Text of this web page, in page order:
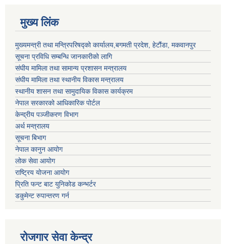
मुख्य लिंक
मुख्यमन्त्री तथा मन्त्रिपरिषद्को कार्यालय,बगमती प्रदेश, हेटौंडा, मकवानपुर
सूचना प्रविधि सम्बन्धि जानकारीको लागि
संघीय मामिला तथा सामान्य प्रशासन मन्त्रालय
संघीय मामिला तथा स्थानीय विकास मन्त्रालय
स्थानीय शासन तथा सामुदायिक विकास कार्यक्रम
नेपाल सरकारको आधिकारिक पोर्टल
केन्द्रीय पञ्जीकरण विभाग
अर्थ मन्त्रालय
सूचना बिभाग
नेपाल कानुन आयोग
लोक सेवा आयोग
राष्ट्रिय योजना आयोग
प्रिति फन्ट बाट युनिकोड कन्भर्टर
डकुमेन्ट रुपान्तरण गर्न
रोजगार सेवा केन्द्र